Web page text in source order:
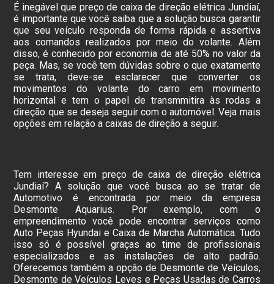
É inegável que preço de caixa de direção elétrica Jundiaí,
é importante que você saiba que a solução busca garantir
que seu veículo responda de forma rápida e assertiva
aos comandos realizados por meio do volante. Além
disso, é conhecido por economia de até 50% no valor da
peça. Mas, se você tem dúvidas sobre o que exatamente
se trata, deve-se esclarecer que converter os
movimentos do volante do carro em movimento
horizontal e tem o papel de transmmitira às rodas a
direção que se deseja seguir com o automóvel. Veja mais
opções em relação a caixas de direção a seguir.
Tem interesse em preço de caixa de direção elétrica
Jundiaí? A solução que você busca ao se tratar de
Automotivo é encontrada por meio da empresa
Desmonte Aquarius. Por exemplo, com o
empreendimento você pode encontrar serviços como
Auto Peças Hyundai e Caixa de Marcha Automática. Tudo
isso só é possível graças ao time de profissionais
especializados e as instalações de alto padrão.
Oferecemos também a opção de Desmonte de Veículos,
Desmonte de Veículos Leves e Peças Usadas de Carros